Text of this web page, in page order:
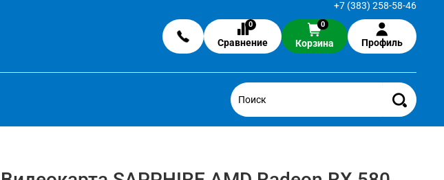
+7 (383) 258-58-46
0
Сравнение
0
Корзина Профиль